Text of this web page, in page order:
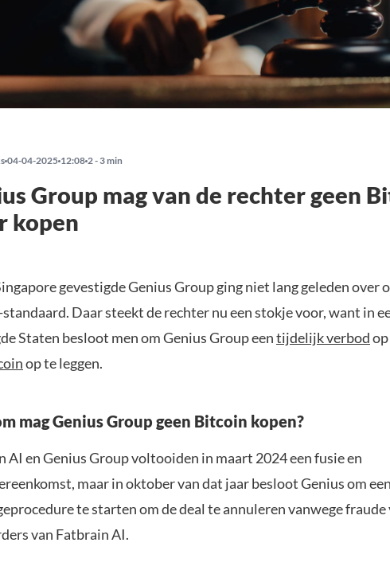
04-04-2025 12:08 2 - 3 min
Group mag van de rechter geen
kopen
gevestigde Genius Group ging niet lang geleden over
Daar steekt de rechter nu een stokje voor, want in
Staten besloot men om Genius Group eentijdelijk verbod
op te leggen.
mag Genius Group geen Bitcoin kopen?
AI en Genius Group voltooiden in maart 2024 een fusie en
maar in oktober van dat jaar besloot Genius om een
te starten om de deal te annuleren vanwege fraude
van Fatbrain AI.